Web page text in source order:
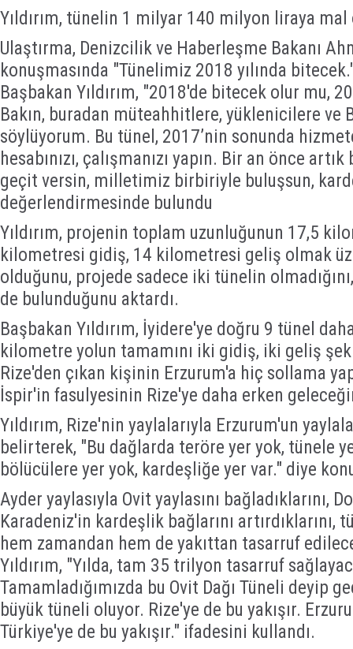
Yıldırım, tünelin 1 milyar 140 milyon liraya
Ulaştırma, Denizcilik ve Haberleşme Bakanı
konuşmasında "Tünelimiz 2018 yılında
Başbakan Yıldırım, "2018'de bitecek olur mu,
Bakın, buradan müteahhitlere, yüklenicilere ve
söylüyorum. Bu tünel, 2017’nin sonunda
hesabınızı, çalışmanızı yapın. Bir an önce
geçit versin, milletimiz birbiriyle buluşsun,
değerlendirmesinde bulundu
Yıldırım, projenin toplam uzunluğunun 17,5
kilometresi gidiş, 14 kilometresi geliş olmak
olduğunu, projede sadece iki tünelin
de bulunduğunu aktardı.
Başbakan Yıldırım, İyidere'ye doğru 9 tünel
kilometre yolun tamamını iki gidiş, iki geliş
Rize'den çıkan kişinin Erzurum'a hiç sollama
İspir'in fasulyesinin Rize'ye daha erken
Yıldırım, Rize'nin yaylalarıyla Erzurum'un
belirterek, "Bu dağlarda teröre yer yok, tünele
bölücülere yer yok, kardeşliğe yer var." diye
Ayder yaylasıyla Ovit yaylasını bağladıklarını,
Karadeniz'in kardeşlik bağlarını
hem zamandan hem de yakıttan tasarruf
Yıldırım, "Yılda, tam 35 trilyon tasarruf
Tamamladığımızda bu Ovit Dağı Tüneli deyip
büyük tüneli oluyor. Rize'ye de bu yakışır.
Türkiye'ye de bu yakışır." ifadesini kullandı.